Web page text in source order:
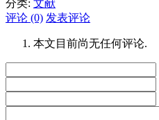
分类: 文献
评论 (0) 发表评论
本文目前尚无任何评论.